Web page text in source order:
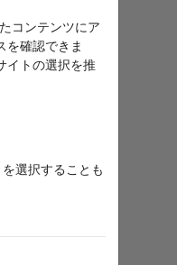
コンテンツにア
を確認できま
イトの選択を推
選択することも